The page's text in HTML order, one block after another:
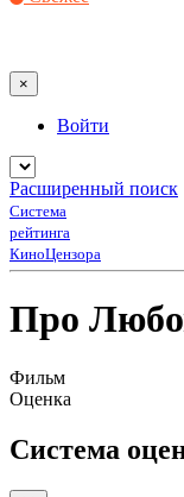
×
Войти
Расширенный поиск
Система
рейтинга
КиноЦензора
Про
Фильм
Оценка
Система